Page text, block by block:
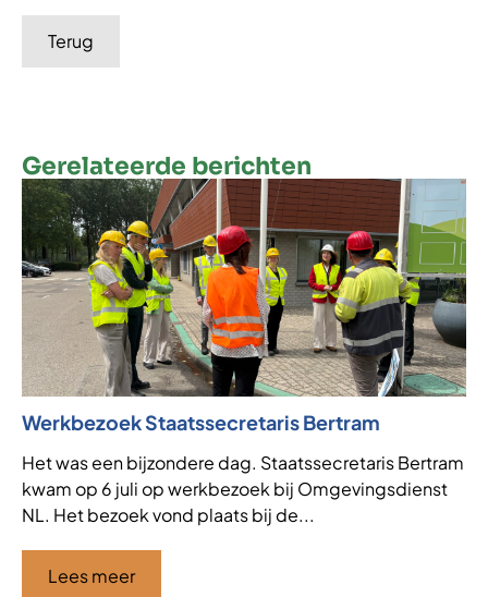
Terug
Gerelateerde berichten
Werkbezoek Staatssecretaris Bertram
Het was een bijzondere dag. Staatssecretaris Bertram
kwam op 6 juli op werkbezoek bij Omgevingsdienst
NL. Het bezoek vond plaats bij de...
Lees meer